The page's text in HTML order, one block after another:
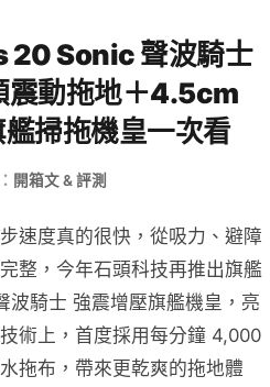
20 Sonic 聲波騎士
震動拖地＋4.5cm
掃拖機皇一次看
開箱文 & 評測
速度真的很快，從吸力、避障
整，今年石頭科技再推出旗艦
騎士 強震增壓旗艦機皇，亮
術上，首度採用每分鐘 4,000
拖布，帶來更乾爽的拖地體